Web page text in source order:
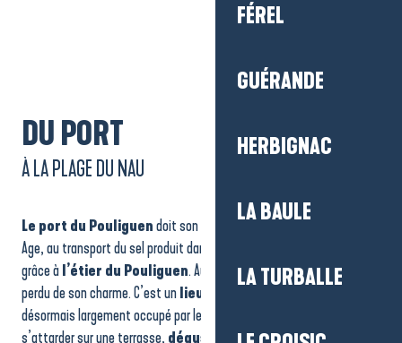
FÉREL
GUÉRANDE
HERBIGNAC
LA BAULE
LA TURBALLE
DU PORT
À LA PLAGE DU NAU
Le port du Pouliguendoit son développement, dès le Moyen-
Age, au transport du sel produit dans les marais salants de Guérande
grâce àl’étier du Pouliguen. Aujourd’hui, le port actuel n’a rien
perdu de son charme. C’est unlieu privilégié de balade
désormais largement occupé par les plaisanciers. Ici, on aime
s’attarder sur une terrasse, déguster une glace ou partager